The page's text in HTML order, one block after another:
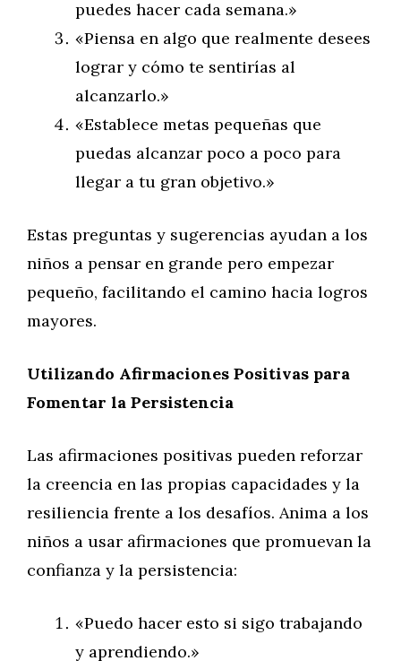
puedes hacer cada semana.»
«Piensa en algo que realmente desees
lograr y cómo te sentirías al
alcanzarlo.»
«Establece metas pequeñas que
puedas alcanzar poco a poco para
llegar a tu gran objetivo.»
Estas preguntas y sugerencias ayudan a los
niños a pensar en grande pero empezar
pequeño, facilitando el camino hacia logros
mayores.
Utilizando Afirmaciones Positivas para
Fomentar la Persistencia
Las afirmaciones positivas pueden reforzar
la creencia en las propias capacidades y la
resiliencia frente a los desafíos. Anima a los
niños a usar afirmaciones que promuevan la
confianza y la persistencia:
«Puedo hacer esto si sigo trabajando
y aprendiendo.»